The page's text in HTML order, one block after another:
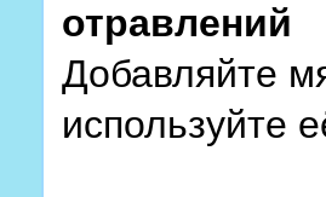
отравлений
Добавляйте
используйте